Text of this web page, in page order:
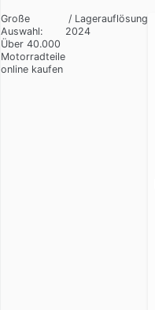
Große
Auswahl:
Über 40.000
Motorradteile
online kaufen
/ Lagerauflösung
2024